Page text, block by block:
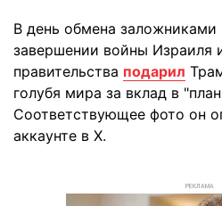
В день обмена заложниками
завершении войны Израиля
правительства подарил
голубя мира за вклад в
Соответствующее фото он
аккаунте в X.
РЕКЛАМА